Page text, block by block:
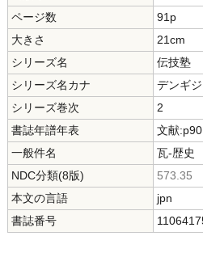
ページ数
91p
大きさ
21cm
シリーズ名
伝技塾
シリーズ名カナ
デンギ
シリーズ巻次
2
書誌年譜年表
文献:p90
一般件名
瓦-歴史
NDC分類(8版)
573.35
本文の言語
jpn
書誌番号